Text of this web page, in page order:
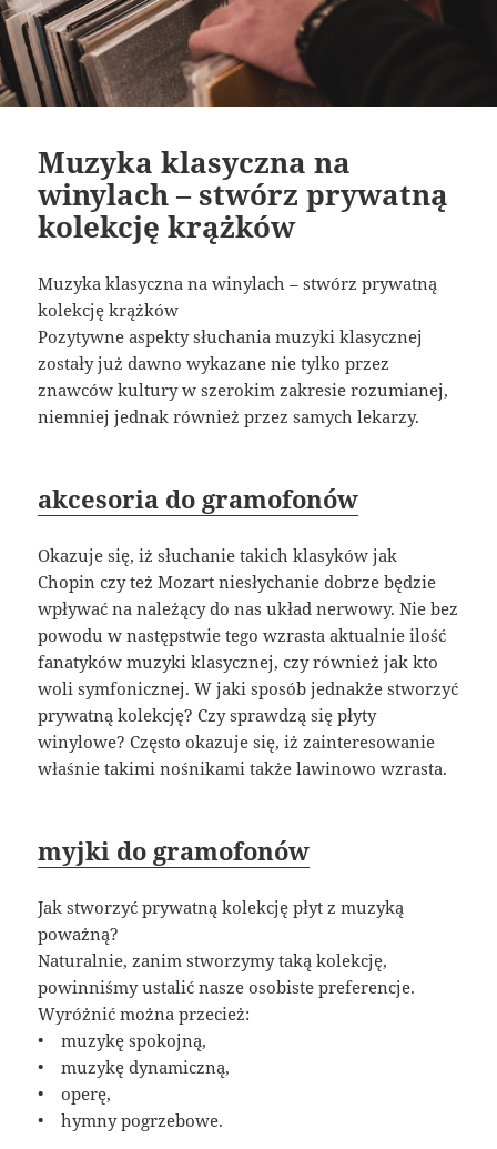
Muzyka klasyczna na
winylach – stwórz prywatną
kolekcję krążków
Muzyka klasyczna na winylach – stwórz prywatną
kolekcję krążków
Pozytywne aspekty słuchania muzyki klasycznej
zostały już dawno wykazane nie tylko przez
znawców kultury w szerokim zakresie rozumianej,
niemniej jednak również przez samych lekarzy.
akcesoria do gramofonów
Okazuje się, iż słuchanie takich klasyków jak
Chopin czy też Mozart niesłychanie dobrze będzie
wpływać na należący do nas układ nerwowy. Nie bez
powodu w następstwie tego wzrasta aktualnie ilość
fanatyków muzyki klasycznej, czy również jak kto
woli symfonicznej. W jaki sposób jednakże stworzyć
prywatną kolekcję? Czy sprawdzą się płyty
winylowe? Często okazuje się, iż zainteresowanie
właśnie takimi nośnikami także lawinowo wzrasta.
myjki do gramofonów
Jak stworzyć prywatną kolekcję płyt z muzyką
poważną?
Naturalnie, zanim stworzymy taką kolekcję,
powinniśmy ustalić nasze osobiste preferencje.
Wyróżnić można przecież:
• muzykę spokojną,
• muzykę dynamiczną,
• operę,
• hymny pogrzebowe.